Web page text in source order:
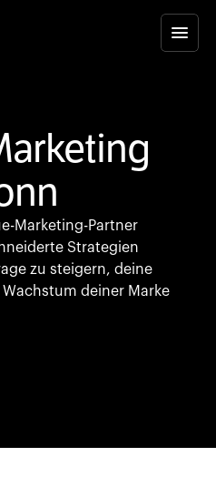
Marketing-Partner
Strategien
zu steigern, deine
deiner Marke